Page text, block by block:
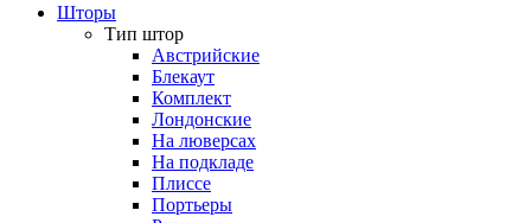
Шторы
Тип штор
Австрийские
Блекаут
Комплект
Лондонские
На люверсах
На подкладе
Плиссе
Портьеры